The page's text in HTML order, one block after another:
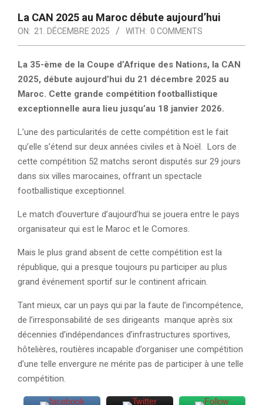
La CAN 2025 au Maroc débute aujourd’hui
ON: 21. DÉCEMBRE 2025 WITH: 0 COMMENTS
La 35-ème de la Coupe d’Afrique des Nations, la CAN
2025, débute aujourd’hui du 21 décembre 2025 au
Maroc. Cette grande compétition footballistique
exceptionnelle aura lieu jusqu’au 18 janvier 2026.
L’une des particularités de cette compétition est le fait
qu’elle s’étend sur deux années civiles et à Noël. Lors de
cette compétition 52 matchs seront disputés sur 29 jours
dans six villes marocaines, offrant un spectacle
footballistique exceptionnel.
Le match d’ouverture d’aujourd’hui se jouera entre le pays
organisateur qui est le Maroc et le Comores.
Mais le plus grand absent de cette compétition est la
république, qui a presque toujours pu participer au plus
grand événement sportif sur le continent africain.
Tant mieux, car un pays qui par la faute de l’incompétence,
de l’irresponsabilité de ses dirigeants manque après six
décennies d’indépendances d’infrastructures sportives,
hôtelières, routières incapable d’organiser une compétition
d’une telle envergure ne mérite pas de participer à une telle
compétition.